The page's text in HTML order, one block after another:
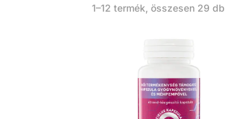
1–12 termék, összesen 29 db